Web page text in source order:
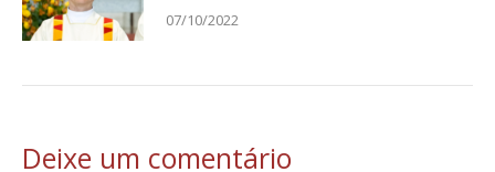
07/10/2022
Deixe um comentário